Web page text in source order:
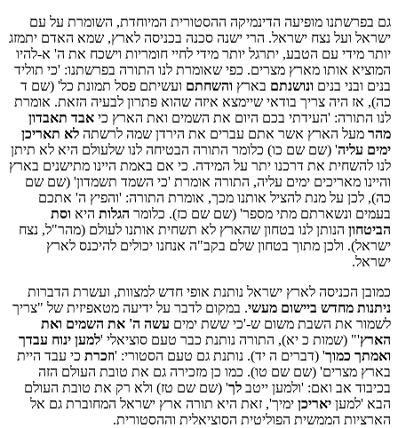
גם בפרשתנו מופיעה הדינמיקה ההסטורית המיוחדת, השומרת על עם
ישראל ועל נצח ישראל. הרי ישנה סכנה בכניסה לארץ, שמא האדם יתמזג
יותר מידי עם הטבע, יתרגל יותר מידי לחיי חומריות וישכח את ה' א-להיו
המוציא אותו מארץ מצרים. כפי שאומרת לנו התורה בפרשתנו: 'כי תוליד
בנים ובני בנים ונושנתם בארץ והשחתם ועשיתם פסל תמונת כל' (שם ד
כה), אז היה צריך בודאי שיימצא איזה שהוא פתרון לבעיה הזאת. אומרת
לנו התורה: 'העידתי בכם היום את השמים ואת הארץ כי אבד תאבדון
מהר מעל הארץ אשר אתם עברים את הירדן שמה לרשתה לא תאריכן
ימים עליה' (שם שם כו) כלומר התורה הבטיחה לנו שלעולם היא לא תיתן
לנו להשחית את דרכנו יתר על המידה. כי אם באמת היינו מתישנים בארץ
והיינו מאריכים ימים עליה, התורה אומרת 'כי השמד תשמדון' (שם שם
כה), לכן על מנת להציל אותנו מכך, אומרת התורה: 'והפיץ ה' אתכם
בעמים ונשארתם מתי מספר' (שם שם כז). כלומר הגלות היא וסת
הביטחון הנותן לנו בטחון שהארץ לא תשחית אותנו לעולם (מהר"ל, נצח
ישראל). ולכן מתוך בטחון שלם בקב"ה אנחנו יכולים להיכנס לארץ
ישראל.
כמובן הכניסה לארץ ישראל נותנת אופי חדש למצוות, ועשרת הדברות
ניתנות מחדש ביישום מעשי. במקום לדבר על ידיעה מטאפיזית של "צריך
לשמור את השבת משום ש-'כי ששת ימים עשה ה' את השמים ואת
הארץ'" (שמות כ יא), התורה נותנת כבר טעם סוציאלי 'למען ינוח עבדך
ואמתך כמוך' (דברים ה יד). נותנת גם טעם הסטורי: 'וזכרת כי עבד היית
בארץ מצרים' (שם שם טו). כמו כן מזכירה גם את טובת העולם הזה
בכיבוד אב ואם: 'ולמען ייטב לך' (שם שם טז) ולא רק את טובת העולם
הבא 'למען יאריכן ימיך', זאת היא תורה ארץ ישראל המחוברת גם אל
הארציות הממשית הפוליטית הסוציאלית וההסטורית.